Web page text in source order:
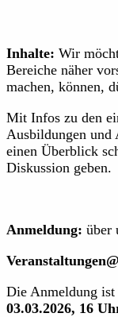
Inhalte: Wir
Bereiche näher
machen, können,
Mit Infos zu den
Ausbildungen und
einen Überblick
Diskussion geben.
Anmeldung: über
Die Anmeldung ist
03.03.2026, 16